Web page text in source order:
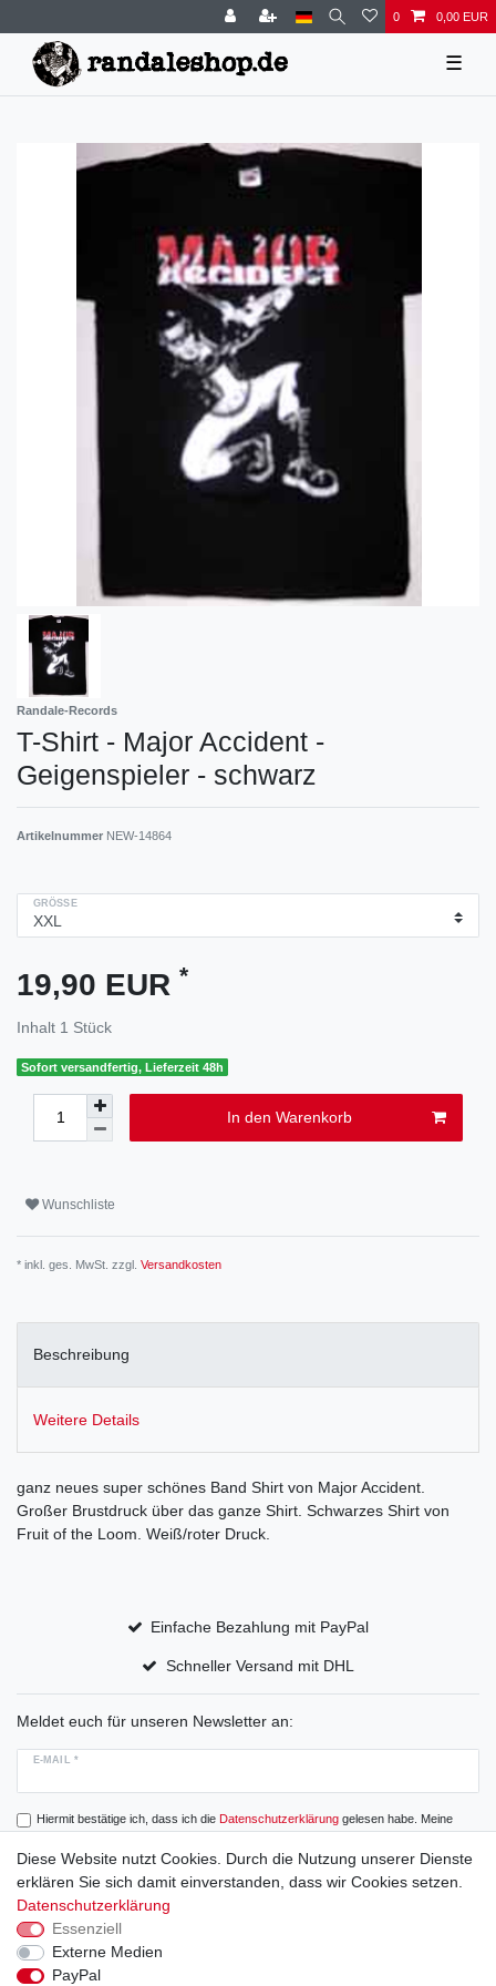
0 0,00 EUR
☰
Randale-Records
T-Shirt - Major Accident -
Geigenspieler - schwarz
Artikelnummer NEW-14864
GRÖSSE
19,90 EUR *
Inhalt 1 Stück
Sofort versandfertig, Lieferzeit 48h
In den Warenkorb
Wunschliste
* inkl. ges. MwSt. zzgl. Versandkosten
Beschreibung
Weitere Details
ganz neues super schönes Band Shirt von Major Accident.
Großer Brustdruck über das ganze Shirt. Schwarzes Shirt von
Fruit of the Loom. Weiß/roter Druck.
Einfache Bezahlung mit PayPal
Schneller Versand mit DHL
Meldet euch für unseren Newsletter an:
E-MAIL *
Hiermit bestätige ich, dass ich die Daten­schutz­erklärunggelesen habe. Meine
Einwilligung kann ich jederzeit widerrufen.
Abonnieren
Widerrufs­recht
Diese Website nutzt Cookies. Durch die Nutzung unserer Dienste
erklären Sie sich damit einverstanden, dass wir Cookies setzen.
Datenschutzerklärung
Essenziell
Externe Medien
PayPal